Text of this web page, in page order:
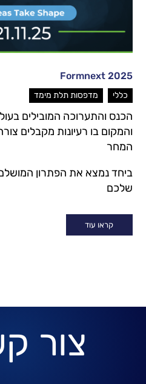
Formnext 2025
כללי מדפסות תלת מימד
הכנס והתערוכה המובילים
והמקום בו רעיונות מקבלים
המחר
ביחד נמצא את הפתרון
שלכם
קראו עוד
צור